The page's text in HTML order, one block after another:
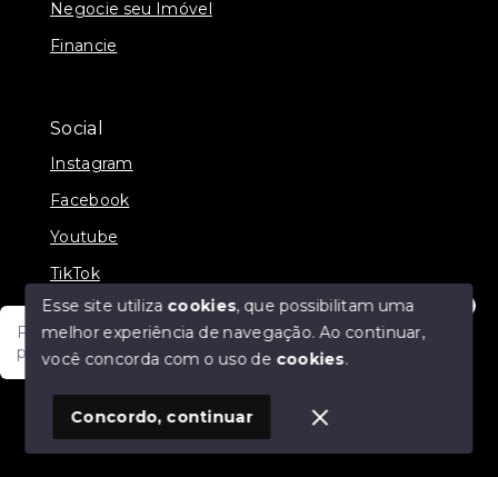
Fale com um de nossos consultores! Estamos
prontos para atende-lo e orienta-lo!
Negocie seu Imóvel
Financie
Social
Instagram
Facebook
Youtube
TikTok
© Copyright 2026 - JDF NEGOCIOS IMOBILIARIOS -
SITE PARA IMOBILIARIA
Esse site utiliza cookies, que possibilitam uma
melhor experiência de navegação.Ao continuar,
você concorda com o uso de cookies.
Concordo, continuar